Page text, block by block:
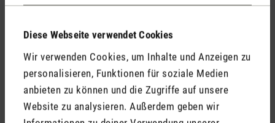
Diese Webseite verwendet Cookies
Wir verwenden Cookies, um Inhalte und Anzeigen zu
personalisieren, Funktionen für soziale Medien
anbieten zu können und die Zugriffe auf unsere
Website zu analysieren. Außerdem geben wir
Wie kann ich die Luftfeuchtigkeit in
der Wohnung senken? 🌬️
Zu hohe Luftfeuchtigkeit in der Raumluft kann viele
Ursachen haben. Du findest hier eine Übersicht, was
alles dazu führt, dass du in der Wohnung die
Luftfeuchtigkeit reduzieren musst.